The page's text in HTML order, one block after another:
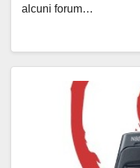
alcuni forum…